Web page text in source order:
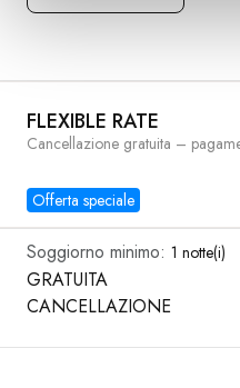
FLEXIBLE RATE
Offerta speciale
Cancellazione gratuita –
Soggiorno minimo: 1 notte(i)
GRATUITA
CANCELLAZIONE